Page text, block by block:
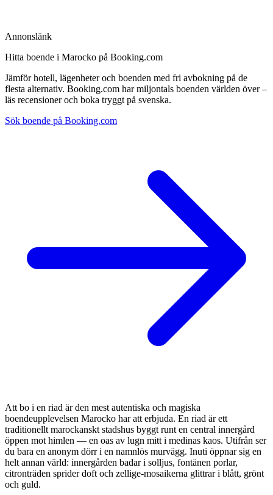
Annonslänk
Hitta boende i Marocko på Booking.com
Jämför hotell, lägenheter och boenden med fri avbokning på de
flesta alternativ. Booking.com har miljontals boenden världen över –
läs recensioner och boka tryggt på svenska.
Sök boende på Booking.com
Att bo i en riad är den mest autentiska och magiska
boendeupplevelsen Marocko har att erbjuda. En riad är ett
traditionellt marockanskt stadshus byggt runt en central innergård
öppen mot himlen — en oas av lugn mitt i medinas kaos. Utifrån ser
du bara en anonym dörr i en namnlös murvägg. Inuti öppnar sig en
helt annan värld: innergården badar i solljus, fontänen porlar,
citronträden sprider doft och zellige-mosaikerna glittrar i blått, grönt
och guld.